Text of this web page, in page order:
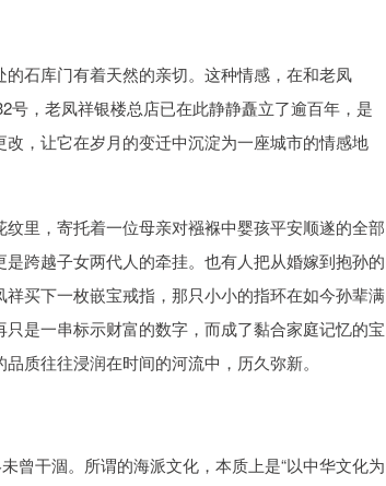
石库门有着天然的亲切。这种情感，在和老凤
号，老凤祥银楼总店已在此静静矗立了逾百年，是
，让它在岁月的变迁中沉淀为一座城市的情感地
里，寄托着一位母亲对襁褓中婴孩平安顺遂的全部
跨越子女两代人的牵挂。也有人把从婚嫁到抱孙的
买下一枚嵌宝戒指，那只小小的指环在如今孙辈满
是一串标示财富的数字，而成了黏合家庭记忆的宝
质往往浸润在时间的河流中，历久弥新。
曾干涸。所谓的海派文化，本质上是“以中华文化为